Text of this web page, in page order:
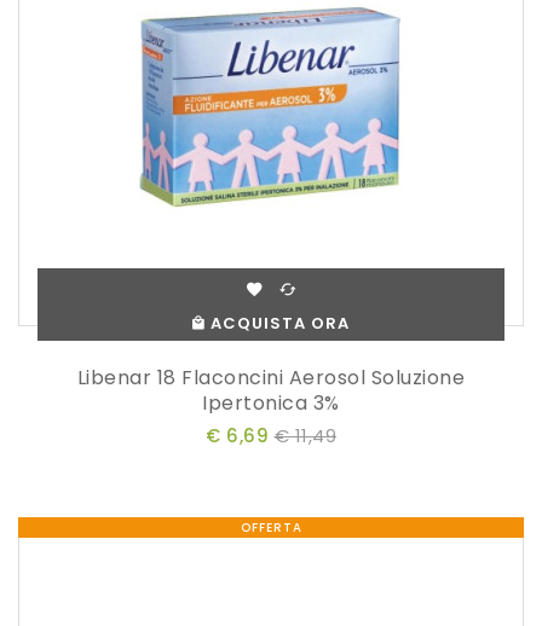
ACQUISTA ORA
Libenar 18 Flaconcini Aerosol Soluzione
Ipertonica 3%
€ 6,69 € 11,49
OFFERTA